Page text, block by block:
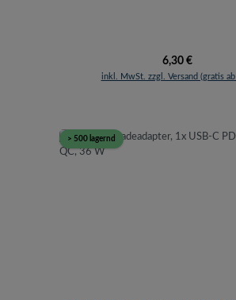
Regulärer Preis:
6,30 €
inkl. MwSt. zzgl. Versand (gratis ab
> 500 lagernd